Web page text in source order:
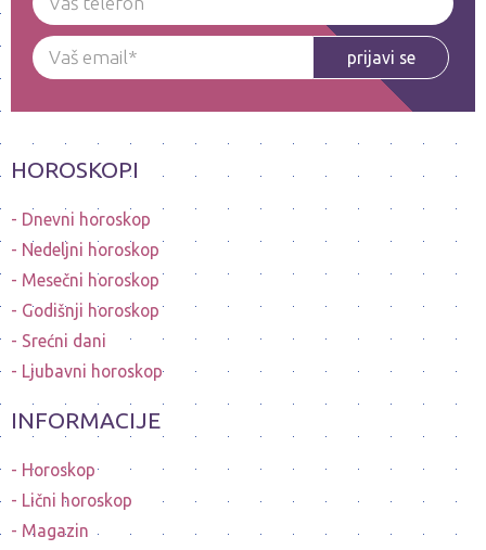
prijavi se
HOROSKOPI
Dnevni horoskop
Nedeljni horoskop
Mesečni horoskop
Godišnji horoskop
Srećni dani
Ljubavni horoskop
INFORMACIJE
Horoskop
Lični horoskop
Magazin